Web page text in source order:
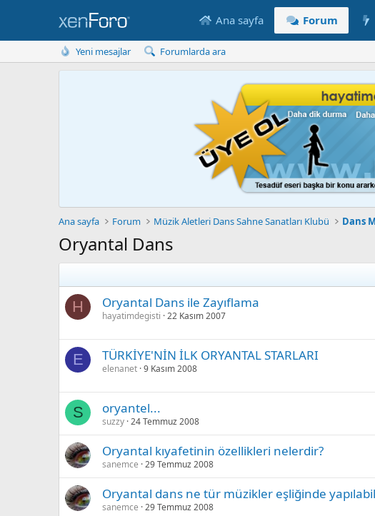
Ana sayfa Forum
Yeni mesajlar Forumlarda ara
Ana sayfa Forum Müzik Aletleri Dans Sahne Sanatları Klubü Dans
Oryantal Dans
H Oryantal Dans ile Zayıflama
hayatimdegisti 22 Kasım 2007
E TÜRKİYE'NİN İLK ORYANTAL STARLARI
elenanet 9 Kasım 2008
S oryantel...
suzzy 24 Temmuz 2008
Oryantal kıyafetinin özellikleri nelerdir?
sanemce 29 Temmuz 2008
Oryantal dans ne tür müzikler eşliğinde
sanemce 29 Temmuz 2008